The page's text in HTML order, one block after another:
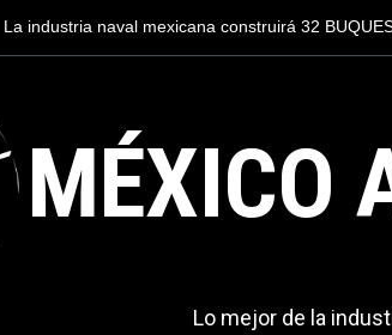
Entrenar a un piloto para volar los nuevos
MÉXICO
Lo mejor de la